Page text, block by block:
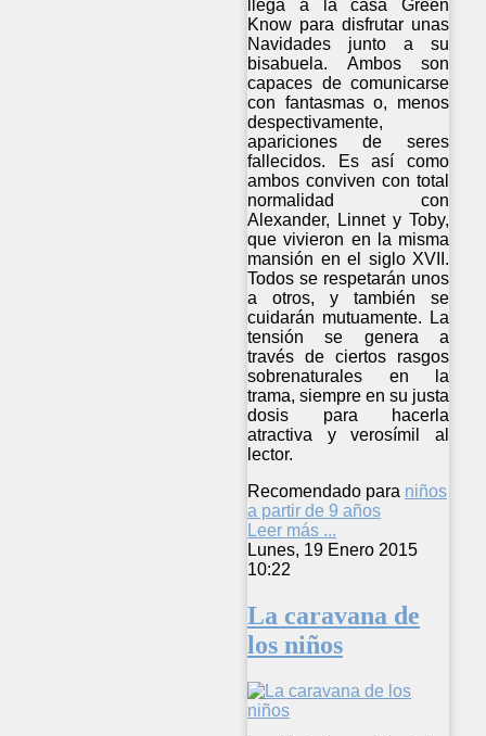
llega a la casa Green
Know para disfrutar unas
Navidades junto a su
bisabuela. Ambos son
capaces de comunicarse
con fantasmas o, menos
despectivamente,
apariciones de seres
fallecidos. Es así como
ambos conviven con total
normalidad con
Alexander, Linnet y Toby,
que vivieron en la misma
mansión en el siglo XVII.
Todos se respetarán unos
a otros, y también se
cuidarán mutuamente. La
tensión se genera a
través de ciertos rasgos
sobrenaturales en la
trama, siempre en su justa
dosis para hacerla
atractiva y verosímil al
lector.
Recomendado para niños
a partir de 9 años
Leer más ...
Lunes, 19 Enero 2015
10:22
La caravana de
los niños